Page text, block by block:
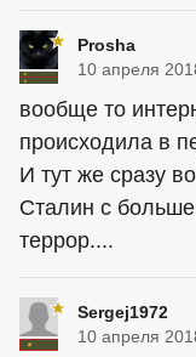
Prosha
10 апреля
вообще то
происходила в
И тут же сразу
Сталин с
террор....
Sergej1972
10 апреля